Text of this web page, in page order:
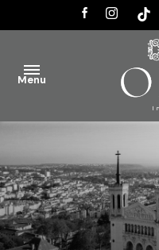
Menu
VENTES
AGENCE